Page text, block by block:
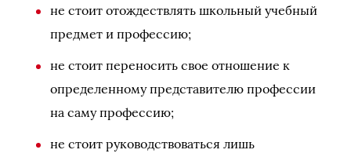
не стоит отождествлять школьный учебный
предмет и профессию;
не стоит переносить свое отношение к
определенному представителю профессии
на саму профессию;
не стоит руководствоваться лишь